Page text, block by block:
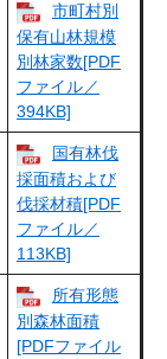
市町村別
保有山林規模
別林家数[PDF
ファイル／
394KB]
国有林伐
採面積および
伐採材積[PDF
ファイル／
113KB]
所有形態
別森林面積
[PDFファイル